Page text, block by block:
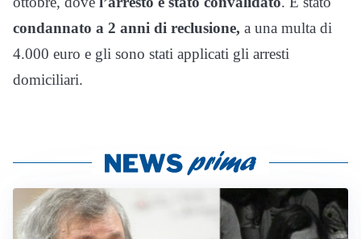
condannato a 2 anni di reclusione, a una multa di
4.000 euro e gli sono stati applicati gli arresti
domiciliari.